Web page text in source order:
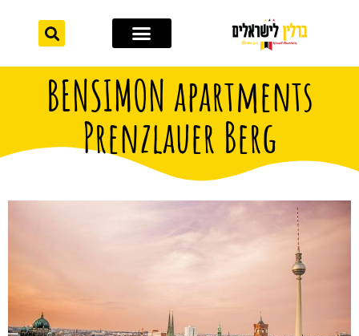
BENSIMON apartments
Prenzlauer Berg